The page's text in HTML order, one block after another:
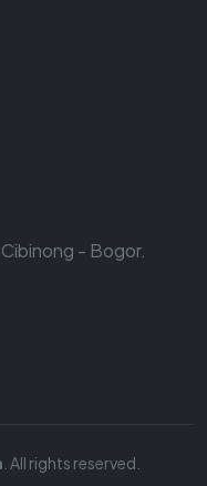
- Bogor.
. All rights reserved.